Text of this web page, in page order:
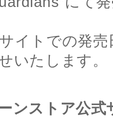
イトでの発
いたします。
ンストア公式